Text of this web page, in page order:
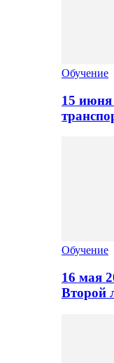
Обучение
15 июня
Обучение
16 мая
Второй